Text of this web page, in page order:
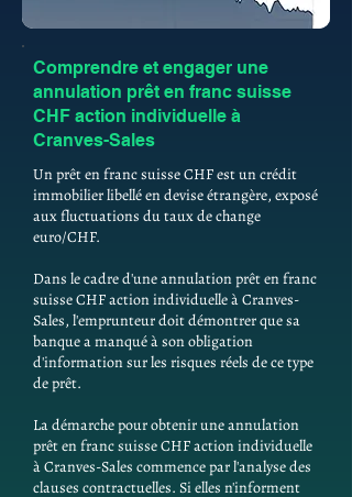
Comprendre et engager une
annulation prêt en franc suisse
CHF action individuelle à
Cranves-Sales
Un prêt en franc suisse CHF est un crédit
immobilier libellé en devise étrangère, exposé
aux fluctuations du taux de change
euro/CHF.
Dans le cadre d'une annulation prêt en franc
suisse CHF action individuelle à Cranves-
Sales, l'emprunteur doit démontrer que sa
banque a manqué à son obligation
d'information sur les risques réels de ce type
de prêt.
La démarche pour obtenir une annulation
prêt en franc suisse CHF action individuelle
à Cranves-Sales commence par l'analyse des
clauses contractuelles. Si elles n'informent